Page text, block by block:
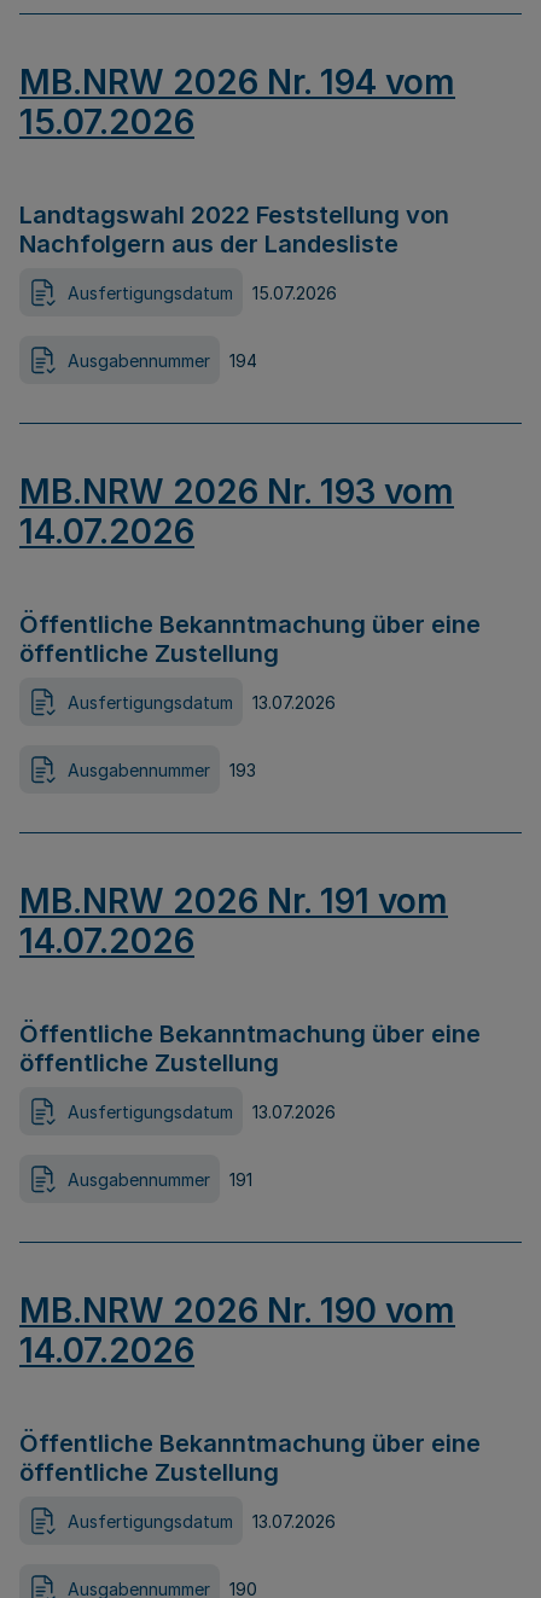
MB.NRW 2026 Nr. 194 vom
15.07.2026
Landtagswahl 2022 Feststellung von
Nachfolgern aus der Landesliste
Ausfertigungsdatum 15.07.2026
Ausgabennummer 194
MB.NRW 2026 Nr. 193 vom
14.07.2026
Öffentliche Bekanntmachung über eine
öffentliche Zustellung
Ausfertigungsdatum 13.07.2026
Ausgabennummer 193
MB.NRW 2026 Nr. 191 vom
14.07.2026
Öffentliche Bekanntmachung über eine
öffentliche Zustellung
Ausfertigungsdatum 13.07.2026
Ausgabennummer 191
MB.NRW 2026 Nr. 190 vom
14.07.2026
Öffentliche Bekanntmachung über eine
öffentliche Zustellung
Ausfertigungsdatum 13.07.2026
Ausgabennummer 190